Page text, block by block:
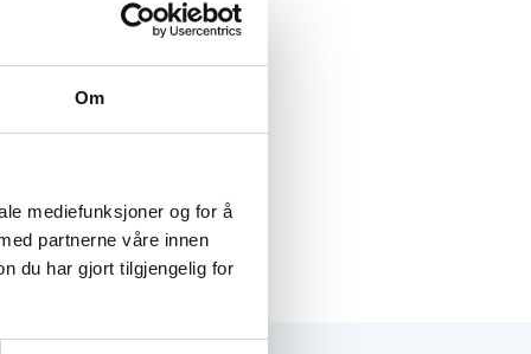
Om
mediefunksjoner og for å
partnerne våre innen
du har gjort tilgjengelig for